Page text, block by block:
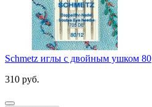
Schmetz иглы с двойным ушком 80
310 руб.